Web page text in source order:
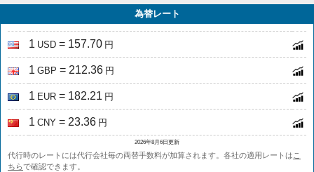
為替レート
1 USD = 157.70 円
1 GBP = 212.36 円
1 EUR = 182.21 円
1 CNY = 23.36 円
2026年8月6日更新
代行時のレートには代行会社毎の両替手数料が加算されます。各社の適用レートはこ
ちらで確認できます。